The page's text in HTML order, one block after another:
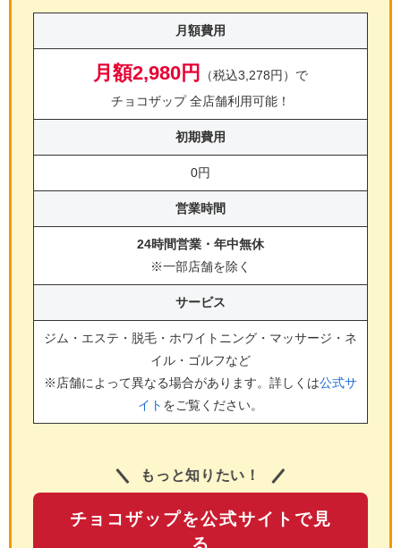
月額費用
月額2,980円
（税込3,278円）で
チョコザップ 全店舗利用可能！
初期費用
0円
営業時間
24時間営業・年中無休
※一部店舗を除く
サービス
ジム・エステ・脱毛・ホワイトニング・マッサージ・ネ
イル・ゴルフなど
※店舗によって異なる場合があります。詳しくは公式サ
イト をご覧ください。
もっと知りたい！
チョコザップを公式サイトで見
る